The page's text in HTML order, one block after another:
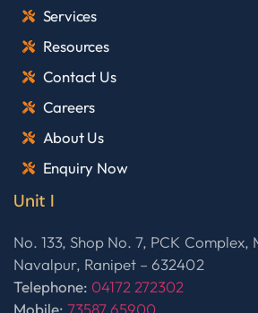
Services
Resources
Contact Us
Careers
About Us
Enquiry Now
Unit I
No. 133, Shop No. 7, PCK Complex,
Navalpur, Ranipet – 632402
Telephone: 04172 272302
Mobile: 73587 65900